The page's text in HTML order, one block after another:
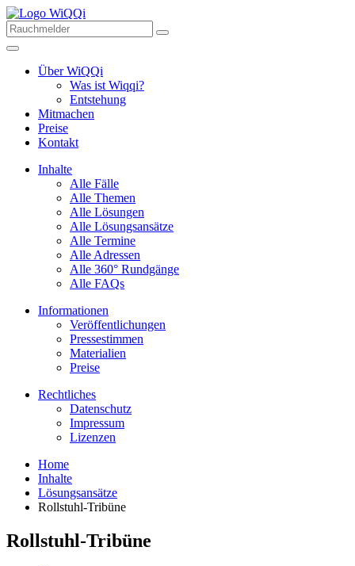
Über WiQQi
Was ist Wiqqi?
Entstehung
Mitmachen
Preise
Kontakt
Inhalte
Alle Fälle
Alle Themen
Alle Lösungen
Alle Lösungsansätze
Alle Termine
Alle Adressen
Alle 360° Rundgänge
Alle FAQs
Informationen
Veröffentlichungen
Pressestimmen
Materialien
Preise
Rechtliches
Datenschutz
Impressum
Lizenzen
Home
Inhalte
Lösungsansätze
Rollstuhl-Tribüne
Rollstuhl-Tribüne